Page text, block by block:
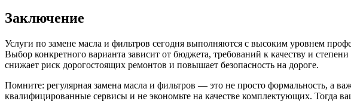
Заключение
Услуги по замене масла и фильтров сегодня выполняются с высоким уровнем
Выбор конкретного варианта зависит от бюджета, требований к качеству и
снижает риск дорогостоящих ремонтов и повышает безопасность на дороге.
Помните: регулярная замена масла и фильтров — это не просто формальность, а
квалифицированные сервисы и не экономьте на качестве комплектующих. Тогда